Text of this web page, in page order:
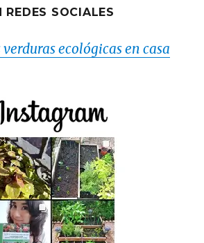
REDES SOCIALES
ecológicas en casa